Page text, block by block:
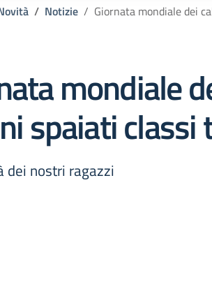
Notizie Giornata mondiale dei
mondiale
spaiati classi
dei nostri ragazzi